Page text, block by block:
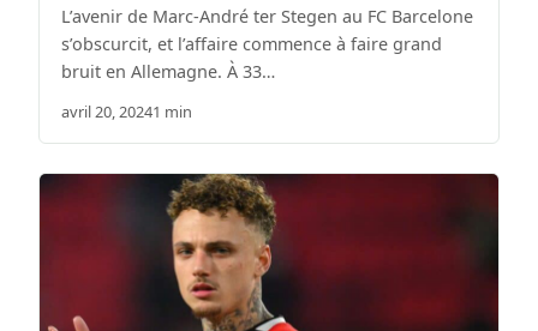
L’avenir de Marc-André ter Stegen au FC Barcelone
s’obscurcit, et l’affaire commence à faire grand
bruit en Allemagne. À 33…
avril 20, 20241 min